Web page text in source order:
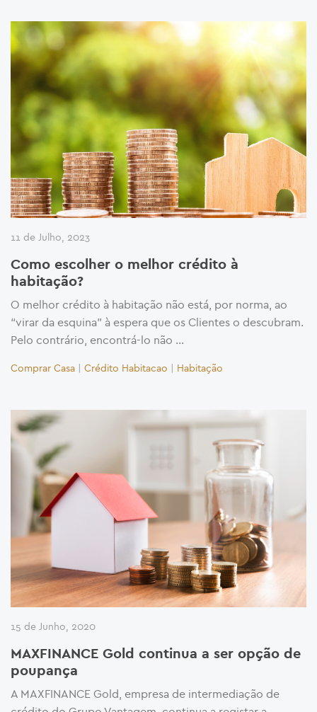
11 de Julho, 2023
Como escolher o melhor crédito à
habitação?
O melhor crédito à habitação não está, por norma, ao
“virar da esquina” à espera que os Clientes o descubram.
Pelo contrário, encontrá-lo não …
Comprar Casa | Crédito Habitacao | Habitação
15 de Junho, 2020
MAXFINANCE Gold continua a ser opção de
poupança
A MAXFINANCE Gold, empresa de intermediação de